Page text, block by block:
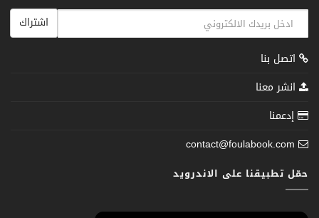
اشتراك
اتصل بنا
انشر معنا
إدعمنا
contact@foulabook.com
حمّل تطبيقنا على الاندرويد